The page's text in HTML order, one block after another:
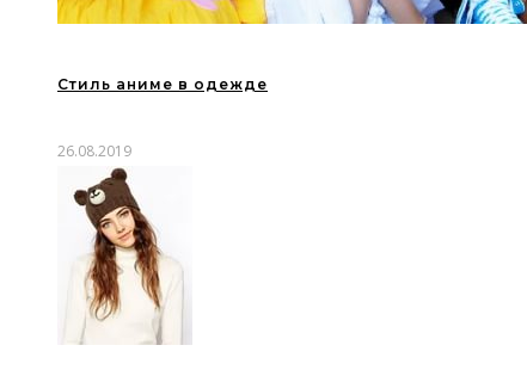
Стиль аниме в одежде
26.08.2019